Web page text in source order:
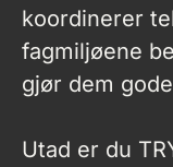
koordinerer
fagmiljøene
gjør dem
Utad er du